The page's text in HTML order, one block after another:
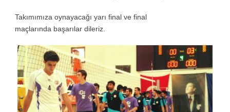
Takımımıza oynayacağı yarı final ve final
maçlarında başarılar dileriz.